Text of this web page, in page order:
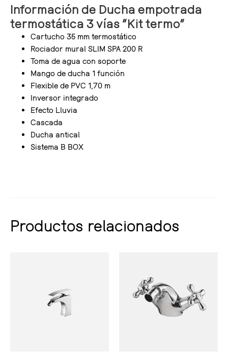
Información de Ducha empotrada
termostática 3 vías “Kit termo”
Cartucho 35 mm termostático
Rociador mural SLIM SPA 200 R
Toma de agua con soporte
Mango de ducha 1 función
Flexible de PVC 1,70 m
Inversor integrado
Efecto Lluvia
Cascada
Ducha antical
Sistema B BOX
Productos relacionados